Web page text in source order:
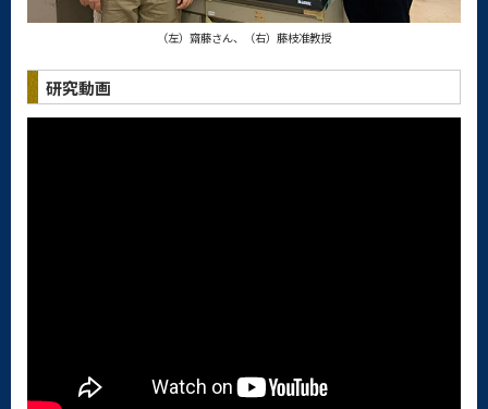
（左）齋藤さん、（右）藤枝准教授
研究動画